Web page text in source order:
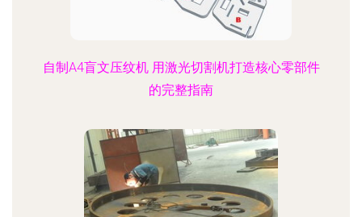
自制A4盲文压纹机 用激光切割机打造核心零部件
的完整指南